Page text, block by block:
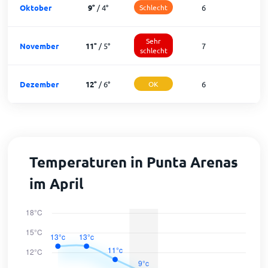
Oktober 9°/4° Schlecht 6
November 11° /5°
Sehr
schlecht
7
Dezember 12° /6° OK 6
Temperaturen in Punta Arenas
im April